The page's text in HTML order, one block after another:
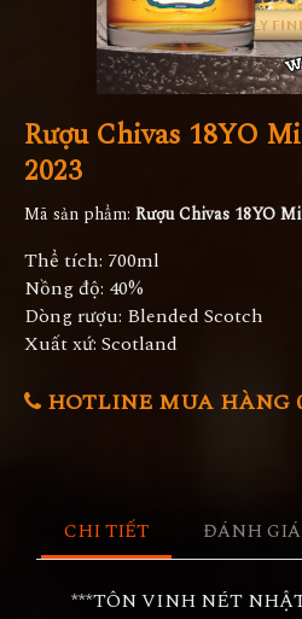
Rượu Chivas 18YO
2023
Mã sản phẩm: Rượu Chivas 18YO
Thể tích: 700ml
Nồng độ: 40%
Dòng rượu: Blended Scotch
Xuất xứ: Scotland
HOTLINE MUA HÀNG
CHI TIẾT ĐÁNH GIÁ
***TÔN VINH NÉT